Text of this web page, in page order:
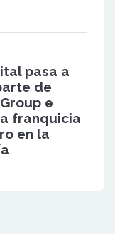
pasa a
de
e
franquicia
en la